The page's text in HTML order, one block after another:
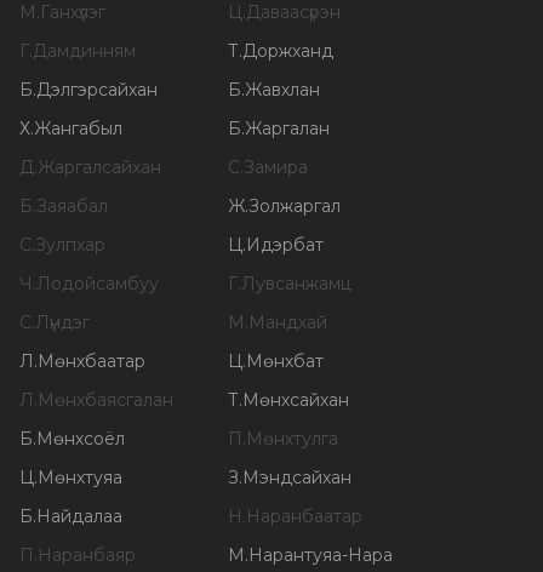
М.Ганхүлэг Ц.Даваасүрэн
Г.Дамдинням Т.Доржханд
Б.Дэлгэрсайхан Б.Жавхлан
Х.Жангабыл Б.Жаргалан
Д.Жаргалсайхан С.Замира
Б.Заяабал Ж.Золжаргал
С.Зулпхар Ц.Идэрбат
Ч.Лодойсамбуу Г.Лувсанжамц
С.Лүндэг М.Мандхай
Л.Мөнхбаатар Ц.Мөнхбат
Л.Мөнхбаясгалан Т.Мөнхсайхан
Б.Мөнхсоёл П.Мөнхтулга
Ц.Мөнхтуяа З.Мэндсайхан
Б.Найдалаа Н.Наранбаатар
П.Наранбаяр М.Нарантуяа-Нара